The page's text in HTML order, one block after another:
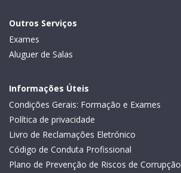
Outros Serviços
Exames
Aluguer de Salas
Informações Úteis
Condições Gerais: Formação e Exames
Política de privacidade
Livro de Reclamações Eletrónico
Código de Conduta Profissional
Plano de Prevenção de Riscos de Corrupção